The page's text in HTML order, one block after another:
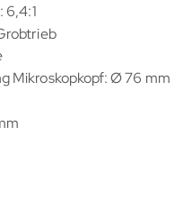
6,4:1
Mikroskopkopf: Ø 76 mm